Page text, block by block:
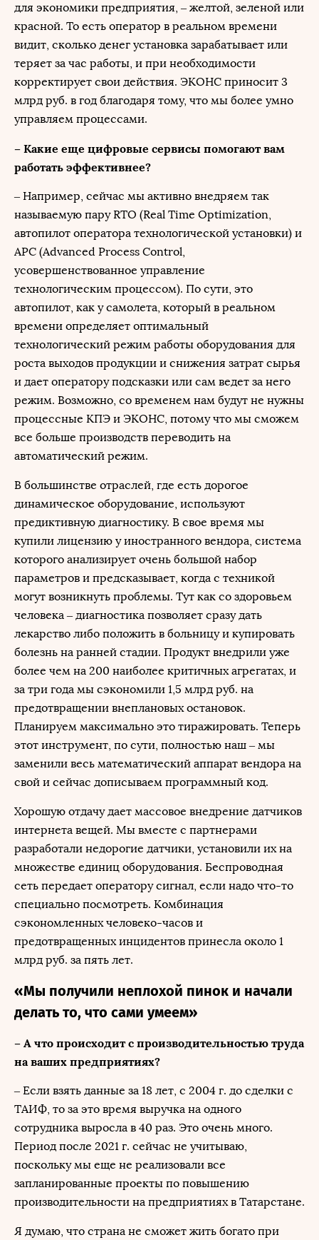
для экономики предприятия, – желтой, зеленой или
красной. То есть оператор в реальном времени
видит, сколько денег установка зарабатывает или
теряет за час работы, и при необходимости
корректирует свои действия. ЭКОНС приносит 3
млрд руб. в год благодаря тому, что мы более умно
управляем процессами.
– Какие еще цифровые сервисы помогают вам
работать эффективнее?
– Например, сейчас мы активно внедряем так
называемую пару RTO (Real Time Optimization,
автопилот оператора технологической установки) и
APC (Advanced Process Control,
усовершенствованное управление
технологическим процессом). По сути, это
автопилот, как у самолета, который в реальном
времени определяет оптимальный
технологический режим работы оборудования для
роста выходов продукции и снижения затрат сырья
и дает оператору подсказки или сам ведет за него
режим. Возможно, со временем нам будут не нужны
процессные КПЭ и ЭКОНС, потому что мы сможем
все больше производств переводить на
автоматический режим.
В большинстве отраслей, где есть дорогое
динамическое оборудование, используют
предиктивную диагностику. В свое время мы
купили лицензию у иностранного вендора, система
которого анализирует очень большой набор
параметров и предсказывает, когда с техникой
могут возникнуть проблемы. Тут как со здоровьем
человека – диагностика позволяет сразу дать
лекарство либо положить в больницу и купировать
болезнь на ранней стадии. Продукт внедрили уже
более чем на 200 наиболее критичных агрегатах, и
за три года мы сэкономили 1,5 млрд руб. на
предотвращении внеплановых остановок.
Планируем максимально это тиражировать. Теперь
этот инструмент, по сути, полностью наш – мы
заменили весь математический аппарат вендора на
свой и сейчас дописываем программный код.
Хорошую отдачу дает массовое внедрение датчиков
интернета вещей. Мы вместе с партнерами
разработали недорогие датчики, установили их на
множестве единиц оборудования. Беспроводная
сеть передает оператору сигнал, если надо что-то
специально посмотреть. Комбинация
сэкономленных человеко-часов и
предотвращенных инцидентов принесла около 1
млрд руб. за пять лет.
«Мы получили неплохой пинок и начали
делать то, что сами умеем»
– А что происходит с производительностью труда
на ваших предприятиях?
– Если взять данные за 18 лет, с 2004 г. до сделки с
ТАИФ, то за это время выручка на одного
сотрудника выросла в 40 раз. Это очень много.
Период после 2021 г. сейчас не учитываю,
поскольку мы еще не реализовали все
запланированные проекты по повышению
производительности на предприятиях в Татарстане.
Я думаю, что страна не сможет жить богато при